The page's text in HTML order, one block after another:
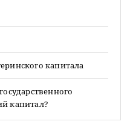
капитала
капитал?